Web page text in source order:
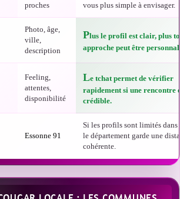
proches
vous plus simple à envisager.
Photo, âge,
ville,
description
Plus le profil est clair, plus
approche peut être
Feeling,
attentes,
disponibilité
Le tchat permet de vérifier
rapidement si une rencontre
crédible.
Essonne 91
Si les profils sont limités
le département garde une
cohérente.